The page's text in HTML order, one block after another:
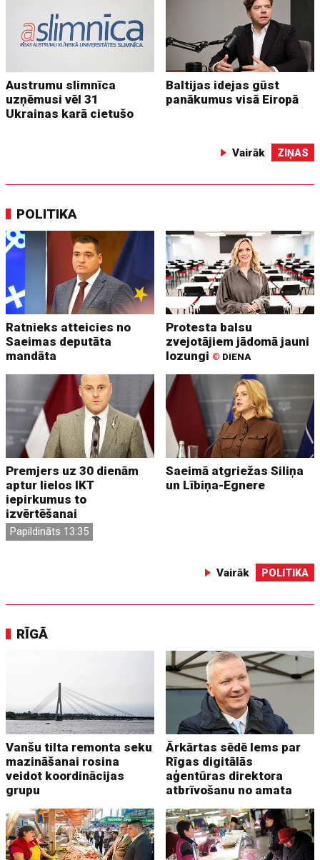
Austrumu slimnīca
uzņēmusi vēl 31
Ukrainas karā cietušo
Baltijas idejas gūst
panākumus visā Eiropā
Vairāk ZIŅAS
POLITIKA
Ratnieks atteicies no
Saeimas deputāta
mandāta
Protesta balsu
zvejotājiem jādomā jauni
lozungi © DIENA
Premjers uz 30 dienām
aptur lielos IKT
iepirkumus to
izvērtēšanai
Papildināts 13:35
Saeimā atgriežas Siliņa
un Lībiņa-Egnere
Vairāk POLITIKA
RĪGĀ
Vanšu tilta remonta seku
mazināšanai rosina
veidot koordinācijas
grupu
Ārkārtas sēdē lems par
Rīgas digitālās
aģentūras direktora
atbrīvošanu no amata